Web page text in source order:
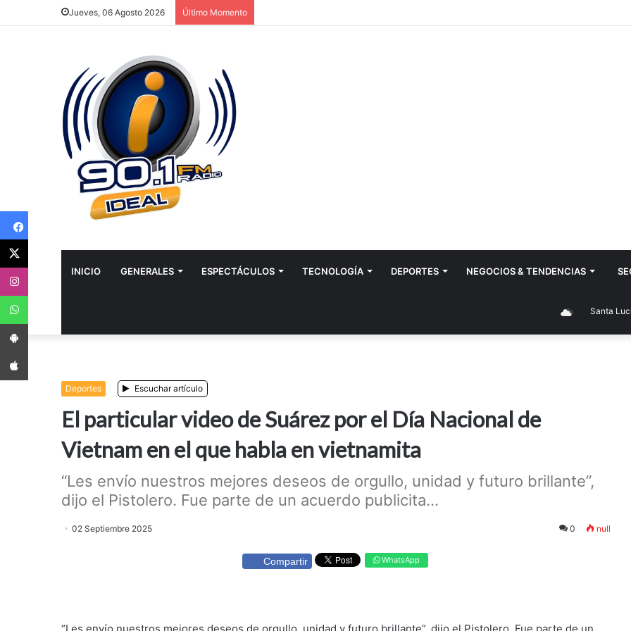
Jueves, 06 Agosto 2026 Último Momento
INICIO GENERALES ESPECTÁCULOS TECNOLOGÍ­A DEPORTES NEGOCIOS & TENDENCIAS
Santa Lucía
Deportes Escuchar artículo
El particular video de Suárez por el Día Nacional de
Vietnam en el que habla en vietnamita
“Les envío nuestros mejores deseos de orgullo, unidad y futuro brillante”,
dijo el Pistolero. Fue parte de un acuerdo publicita...
02 Septiembre 2025 0 null
Compartir WhatsApp